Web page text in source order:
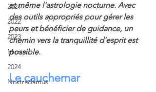
2021
2022
2023
Miroirs
2024
Nostradamus
et même l'astrologie nocturne. Avec
des outils appropriés pour gérer les
peurs et bénéficier de guidance, un
chemin vers la tranquillité d'esprit est
possible.
Le cauchemar